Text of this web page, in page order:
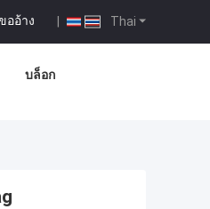
Thai
ออ้าง |
บล็อก